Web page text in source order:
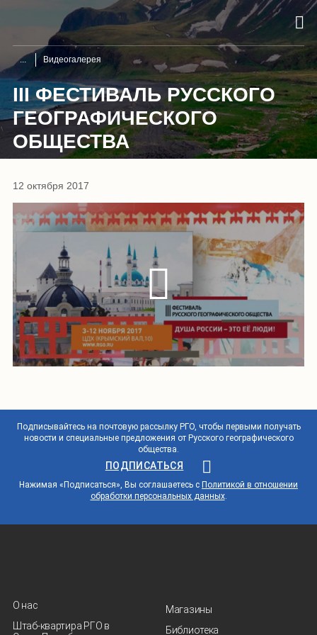
Видеогалерея
III ФЕСТИВАЛЬ РУССКОГО
ГЕОГРАФИЧЕСКОГО
ОБЩЕСТВА
12 октября 2017
Подписывайтесь на почтовую рассылку РГО, чтобы первыми получать
новости и специальные предложения от Русского географического
общества.
ПОДПИСАТЬСЯ
Нажимая «Подписаться», Вы соглашаетесь с Политикой в отношении
обработки персональных данных.
О нас
Штаб-квартира РГО в
Магазины
Библиотека